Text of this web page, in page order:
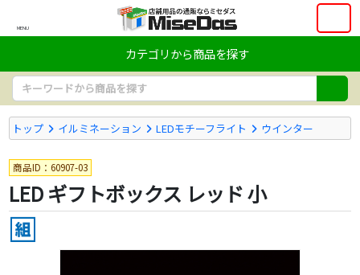
MENU
カテゴリから商品を探す
トップ イルミネーション LEDモチーフライト ウインター
商品ID：60907-03
LED ギフトボックス レッド 小